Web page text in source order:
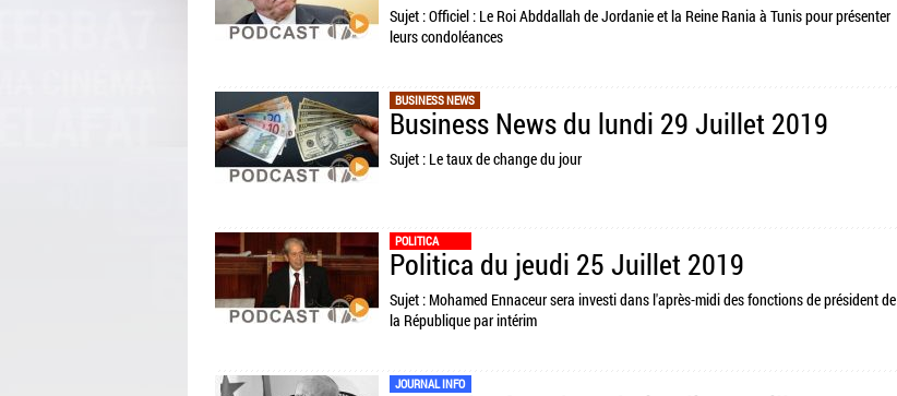
Sujet : Officiel : Le Roi Abddallah de Jordanie et la Reine Rania à Tunis pour présenter
leurs condoléances
BUSINESS NEWS
Business News du lundi 29 Juillet 2019
Sujet : Le taux de change du jour
POLITICA
Politica du jeudi 25 Juillet 2019
Sujet : Mohamed Ennaceur sera investi dans l'après-midi des fonctions de président de
la République par intérim
JOURNAL INFO